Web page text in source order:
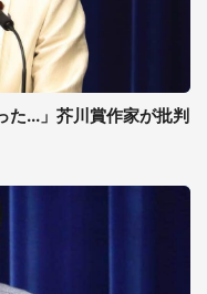
た...」芥川賞作家が批判